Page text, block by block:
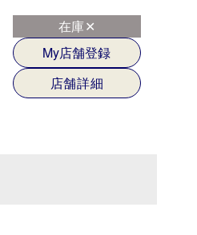
在庫✕
My店舗登録
店舗詳細